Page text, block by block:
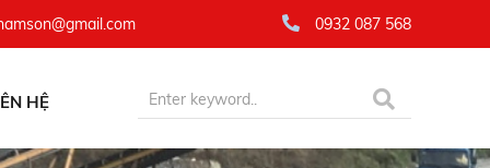
0932 087 568
HỆ